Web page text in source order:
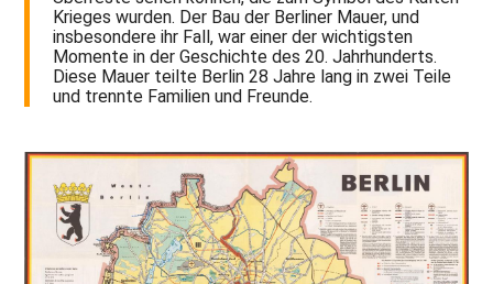
Krieges wurden. Der Bau der Berliner Mauer, und
insbesondere ihr Fall, war einer der wichtigsten
Momente in der Geschichte des 20. Jahrhunderts.
Diese Mauer teilte Berlin 28 Jahre lang in zwei Teile
und trennte Familien und Freunde.